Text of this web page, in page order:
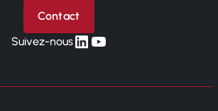
Contact
Suivez-nouslinkedin
yt